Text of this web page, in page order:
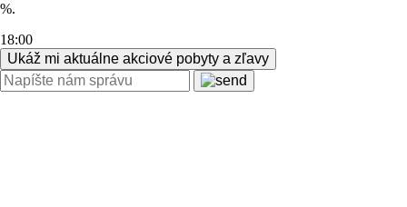
%.
18:00
Ukáž mi aktuálne akciové pobyty a zľavy